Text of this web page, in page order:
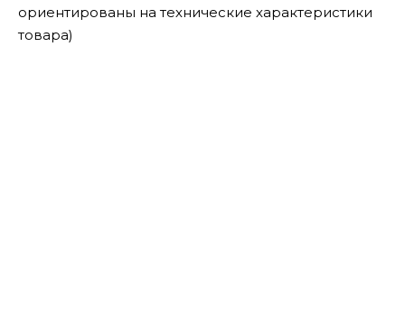
ориентированы на технические характеристики
товара)